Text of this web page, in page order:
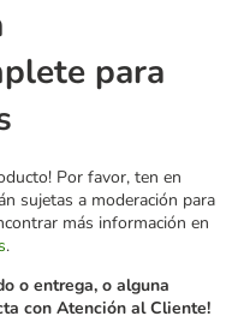
para
Por favor, ten en
sujetas a moderación para
más información en
.
o entrega, o alguna
con Atención al Cliente!